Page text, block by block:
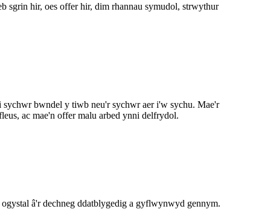
sgrin hir, oes offer hir, dim rhannau symudol, strwythur
bwndel y tiwb neu'r sychwr aer i'w sychu. Mae'r
ac mae'n offer malu arbed ynni delfrydol.
â'r dechneg ddatblygedig a gyflwynwyd gennym.